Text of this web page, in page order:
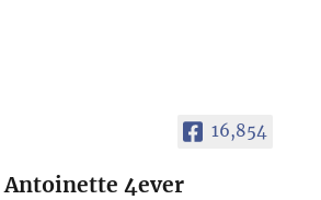
16,854
Antoinette 4ever